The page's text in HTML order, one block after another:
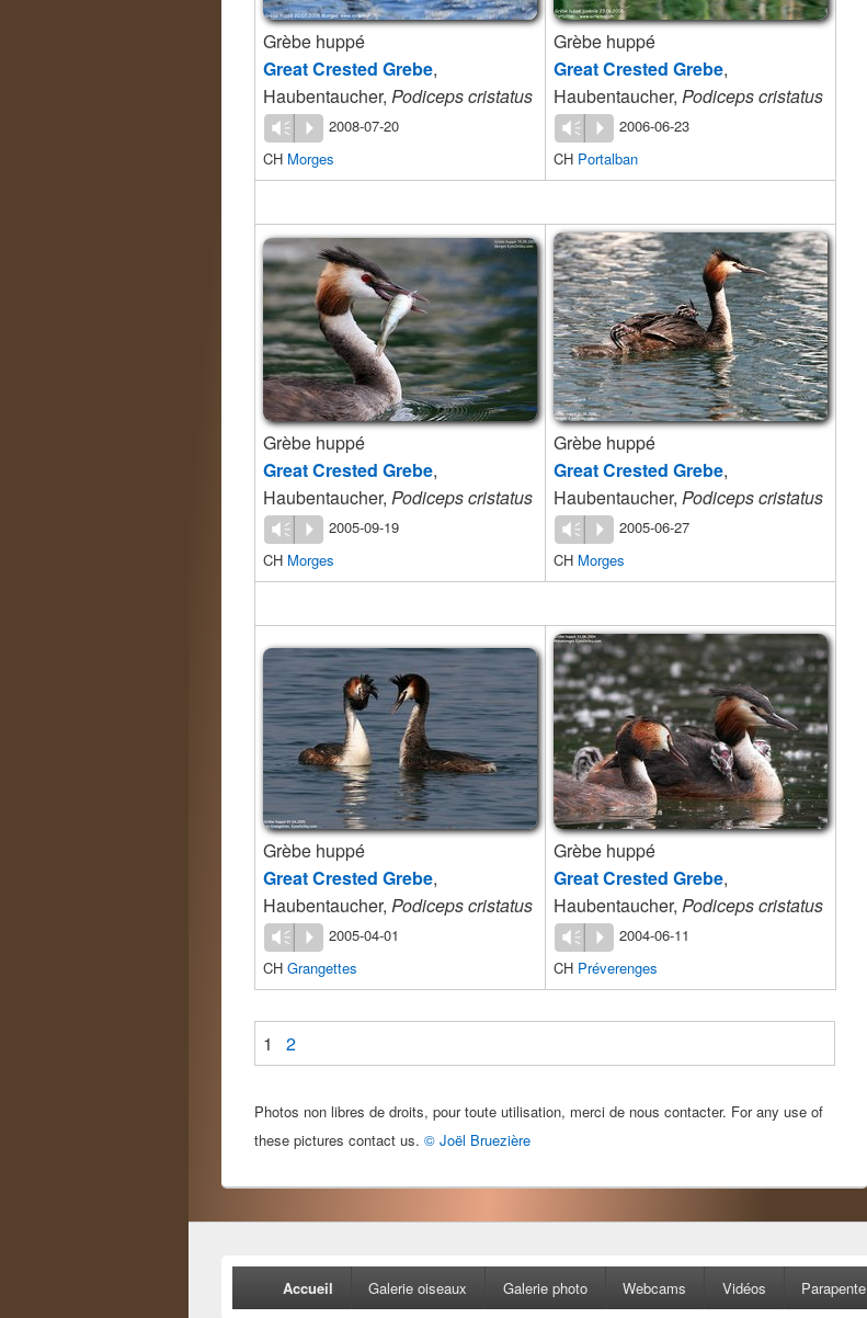
Grèbe huppé
Great Crested Grebe,
Haubentaucher, Podiceps cristatus
Vm P
2008-07-20
CH Morges
Grèbe huppé
Great Crested Grebe,
Haubentaucher, Podiceps cristatus
Vm P
2006-06-23
CH Portalban
Grèbe huppé
Great Crested Grebe,
Haubentaucher, Podiceps cristatus
Vm P
2005-09-19
CH Morges
Grèbe huppé
Great Crested Grebe,
Haubentaucher, Podiceps cristatus
Vm P
2005-06-27
CH Morges
Grèbe huppé
Great Crested Grebe,
Haubentaucher, Podiceps cristatus
Vm P
2005-04-01
CH Grangettes
Grèbe huppé
Great Crested Grebe,
Haubentaucher, Podiceps cristatus
Vm P
2004-06-11
CH Préverenges
1 2
Photos non libres de droits, pour toute utilisation, merci de nous contacter. For any use of
these pictures contact us. © Joël Bruezière
principalAccueil Galerie oiseaux Galerie photo Webcams Vidéos Parapente